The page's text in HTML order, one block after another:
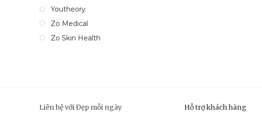
Youtheory
Zo Medical
Zo Skin Health
Liên hệ với Đẹp mỗi ngày
Hỗ trợ khách hàng